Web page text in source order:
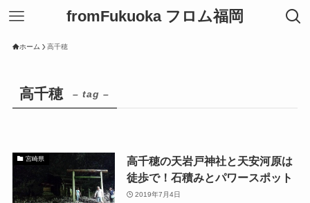
fromFukuoka フロム福岡
ホーム 高千穂
高千穂 – tag –
宮崎県
高千穂の天岩戸神社と天安河原は
徒歩で！石積みとパワースポット
2019年7月4日